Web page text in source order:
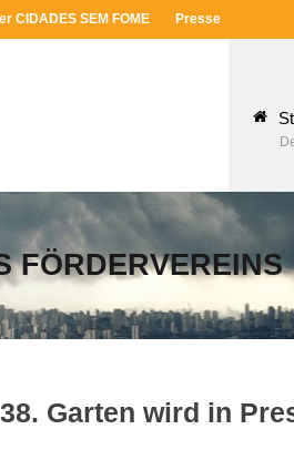
CIDADES SEM FOME Presse
FÖRDERVEREINS
Garten wird in